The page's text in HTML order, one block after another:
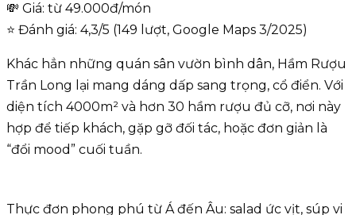
💸 Giá: từ 49.000đ/món
⭐ Đánh giá: 4,3/5 (149 lượt, Google Maps 3/2025)
Khác hẳn những quán sân vườn bình dân, Hầm Rượu
Trần Long lại mang dáng dấp sang trọng, cổ điển. Với
diện tích 4000m² và hơn 30 hầm rượu đủ cỡ, nơi này
hợp để tiếp khách, gặp gỡ đối tác, hoặc đơn giản là
“đổi mood” cuối tuần.
Thực đơn phong phú từ Á đến Âu: salad ức vịt, súp vi